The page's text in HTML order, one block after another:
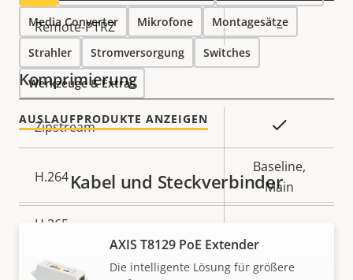
Eigentumsbeschreibung Eigentumswert
Remote-PTRZ –
Komprimierung
Eigentumsbeschreibung Eigentumswert
Zipstream
H.264
Baseline,
Main
H.265
AV1 –
Media Converter Mikrofone Montagesätze
Strahler Stromversorgung Switches
Werkzeuge & Extras
AUSLAUFPRODUKTE ANZEIGEN
Kabel und Steckverbinder
AXIS T8129 PoE Extender
Die intelligente Lösung für größere